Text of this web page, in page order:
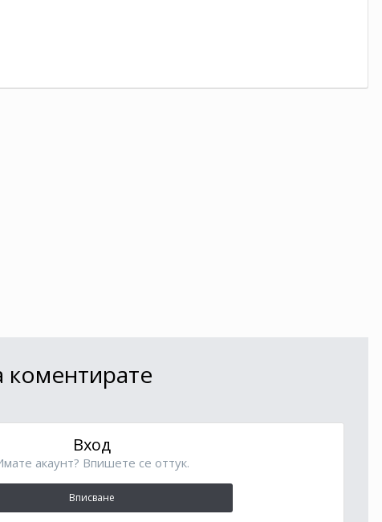
коментирате
Вход
акаунт? Впишете се оттук.
Вписване